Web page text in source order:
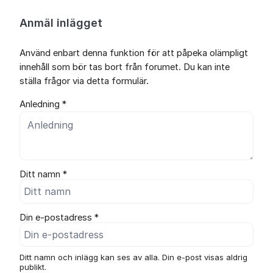
Anmäl inlägget
Använd enbart denna funktion för att påpeka olämpligt
innehåll som bör tas bort från forumet. Du kan inte
ställa frågor via detta formulär.
Anledning *
Ditt namn *
Din e-postadress *
Ditt namn och inlägg kan ses av alla. Din e-post visas aldrig
publikt.